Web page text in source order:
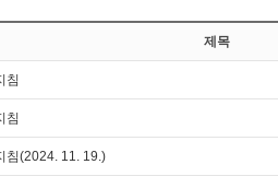
제목
침
침
침(2024. 11. 19.)